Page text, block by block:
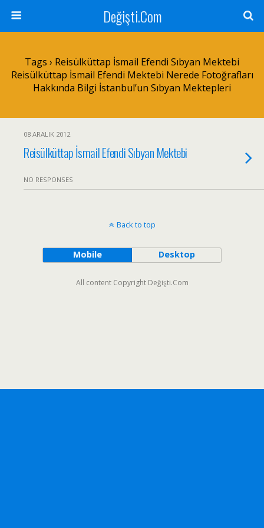
Değişti.Com
Tags › Reisülküttap İsmail Efendi Sıbyan Mektebi
Reisülküttap İsmail Efendi Mektebi Nerede Fotoğrafları
Hakkında Bilgi İstanbul’un Sıbyan Mektepleri
08 ARALIK 2012
Reisülküttap İsmail Efendi Sıbyan Mektebi
NO RESPONSES
Back to top
Mobile Desktop
All content Copyright Değişti.Com